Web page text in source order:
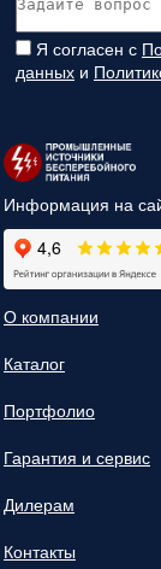
Я согласен с
данных и
Информация на
О компании
Каталог
Портфолио
Гарантия и сервис
Дилерам
Контакты